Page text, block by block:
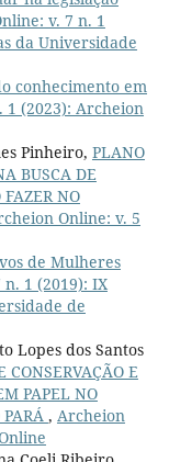
v. 7 n. 1
da Universidade
conhecimento em
1 (2023): Archeion
Pinheiro, PLANO
BUSCA DE
FAZER NO
Online: v. 5
de Mulheres
1 (2019): IX
de
Lopes dos Santos
CONSERVAÇÃO E
PAPEL NO
, Archeion